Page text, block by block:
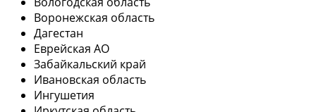
Воронежская область
Дагестан
Еврейская АО
Забайкальский край
Ивановская область
Ингушетия